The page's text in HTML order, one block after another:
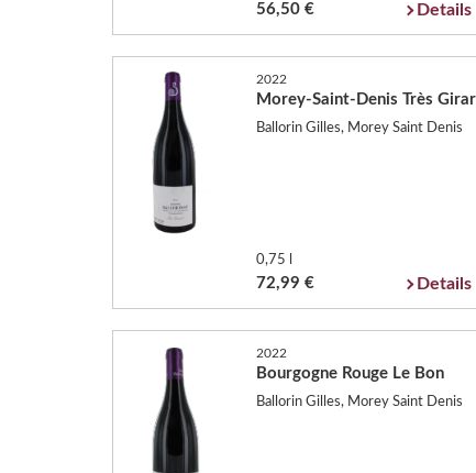
56,50 € Details
2022
Morey-Saint-Denis Très
Ballorin Gilles, Morey Saint Denis
0,75 l
72,99 € Details
2022
Bourgogne Rouge Le Bon
Ballorin Gilles, Morey Saint Denis